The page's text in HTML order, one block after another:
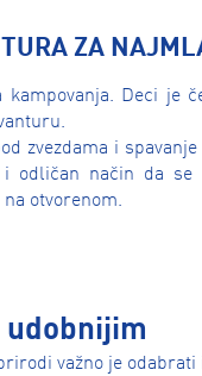
ZA
Deci je
zvezdama i
odličan način da se
otvorenom.
udobnijim
važno je odabrati